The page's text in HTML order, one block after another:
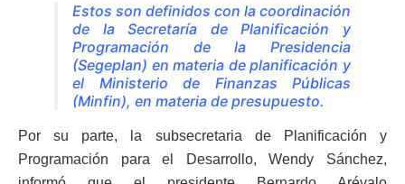
Estos son definidos con la coordinación
de la Secretaría de Planificación y
Programación de la Presidencia
(Segeplan) en materia de planificación y
el Ministerio de Finanzas Públicas
(Minfin), en materia de presupuesto.
Por su parte, la subsecretaria de Planificación y
Programación para el Desarrollo, Wendy Sánchez,